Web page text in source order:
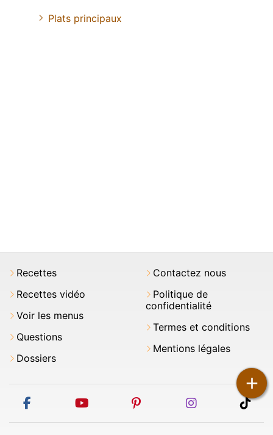
+
Plats principaux
Recettes
Recettes vidéo
Voir les menus
Questions
Dossiers
Contactez nous
Politique de
confidentialité
Termes et conditions
Mentions légales
facebook youtube pinterest instagram